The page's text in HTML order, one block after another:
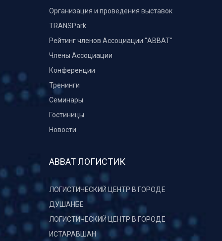
Организация и проведения выставок
TRANSPark
Рейтинг членов Ассоциации "АВВАТ"
Члены Ассоциации
Конференции
Тренинги
Семинары
Гостиницы
Новости
АВВАТ ЛОГИСТИК
ЛОГИСТИЧЕСКИЙ ЦЕНТР В ГОРОДЕ
ДУШАНБЕ
ЛОГИСТИЧЕСКИЙ ЦЕНТР В ГОРОДЕ
ИСТАРАВШАН